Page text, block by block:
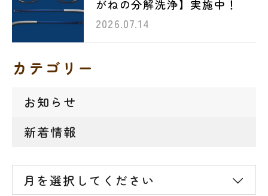
がねの分解洗浄】実施中！
2026.07.14
カテゴリー
お知らせ
新着情報
月を選択してください